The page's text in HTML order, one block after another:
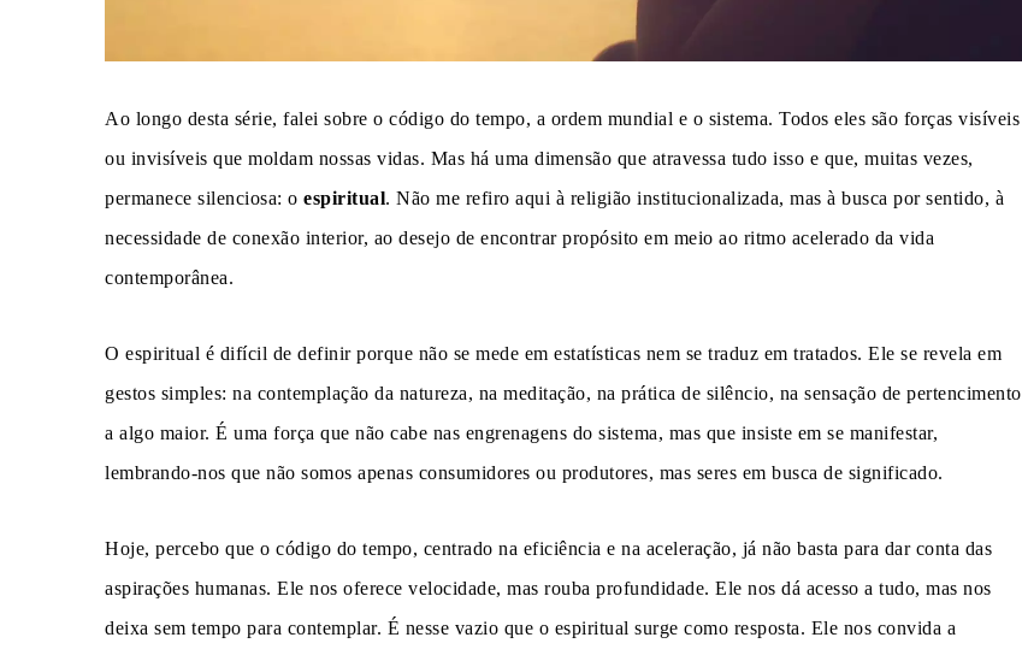
Ao longo desta série, falei sobre o código do tempo, a ordem mundial e o sistema. Todos eles são forças visíveis
ou invisíveis que moldam nossas vidas. Mas há uma dimensão que atravessa tudo isso e que, muitas vezes,
permanece silenciosa: o espiritual. Não me refiro aqui à religião institucionalizada, mas à busca por sentido, à
necessidade de conexão interior, ao desejo de encontrar propósito em meio ao ritmo acelerado da vida
contemporânea.
O espiritual é difícil de definir porque não se mede em estatísticas nem se traduz em tratados. Ele se revela em
gestos simples: na contemplação da natureza, na meditação, na prática de silêncio, na sensação de pertencimento
a algo maior. É uma força que não cabe nas engrenagens do sistema, mas que insiste em se manifestar,
lembrando-nos que não somos apenas consumidores ou produtores, mas seres em busca de significado.
Hoje, percebo que o código do tempo, centrado na eficiência e na aceleração, já não basta para dar conta das
aspirações humanas. Ele nos oferece velocidade, mas rouba profundidade. Ele nos dá acesso a tudo, mas nos
deixa sem tempo para contemplar. É nesse vazio que o espiritual surge como resposta. Ele nos convida a